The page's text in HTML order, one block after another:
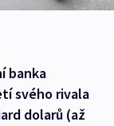
banka
svého rivala
dolarů (až